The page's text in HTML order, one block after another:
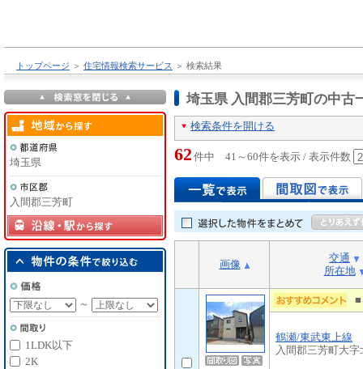
トップページ ＞ 住宅情報検索サービス ＞ 検索結果
埼玉県 入間郡三芳町の中古
検索条件を開ける
62 件中 41～60件を表示 / 表示件数
画像
交通
所在地
■
鶴瀬/東武東上線
入間郡三芳町大字
埼玉県
入間郡三芳町
～
1LDK以下
2K